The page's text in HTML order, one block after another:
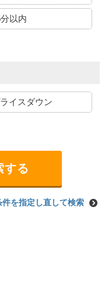
以内
イスダウン
件を指定し直して検索